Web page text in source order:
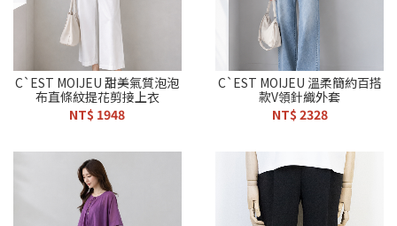
C`EST MOIJEU 甜美氣質泡泡
布直條紋提花剪接上衣
NT$ 1948
C`EST MOIJEU 溫柔簡約百搭
款V領針織外套
NT$ 2328